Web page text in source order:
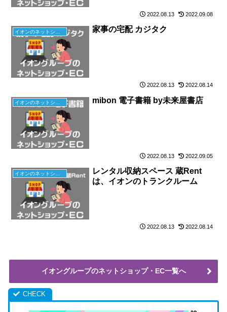
2022.08.13 2022.09.08
家事の宅配 カジタク
2022.08.13 2022.08.14
イオンのネットショップ mibon 電子書籍 by未来屋書店
2022.08.13 2022.09.05
レンタル収納スペース 蔵Rent
は、イオンのトランクルーム
2022.08.13 2022.08.14
イオングループのネットショップ・EC一覧へ